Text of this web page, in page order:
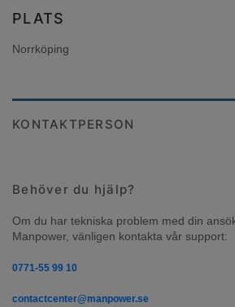
PLATS
Norrköping
KONTAKTPERSON
Behöver du hjälp?
Om du har tekniska problem med din
Manpower, vänligen kontakta vår support:
0771-55 99 10
contactcenter@manpower.se